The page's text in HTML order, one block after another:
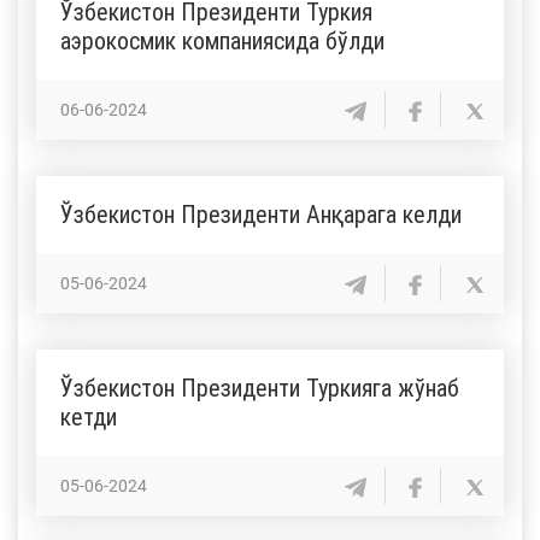
Ўзбекистон Президенти Туркия
аэрокосмик компаниясида бўлди
06-06-2024
Ўзбекистон Президенти Анқарага келди
05-06-2024
Ўзбекистон Президенти Туркияга жўнаб
кетди
05-06-2024